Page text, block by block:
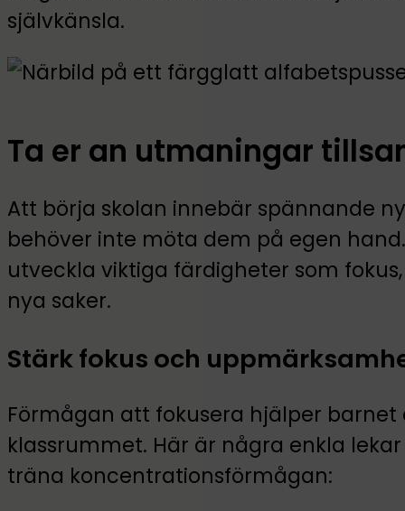
självkänsla.
Ta er an utmaningar
Att börja skolan innebär spännande
behöver inte möta dem på egen
utveckla viktiga färdigheter som
nya saker.
Stärk fokus och
Förmågan att fokusera hjälper
klassrummet. Här är några enkla
träna koncentrationsförmågan: